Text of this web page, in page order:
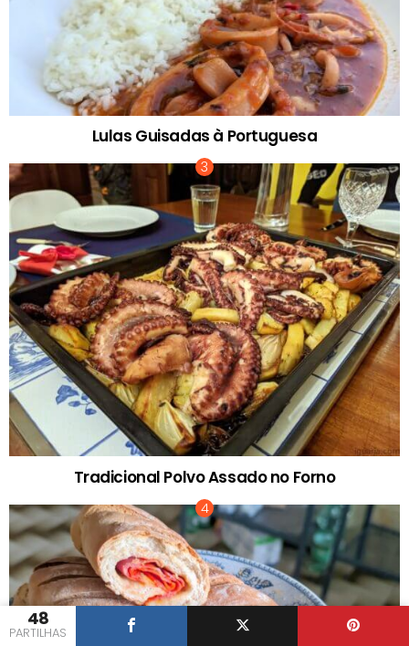
48
PARTILHAS
Lulas Guisadas à Portuguesa
Tradicional Polvo Assado no Forno